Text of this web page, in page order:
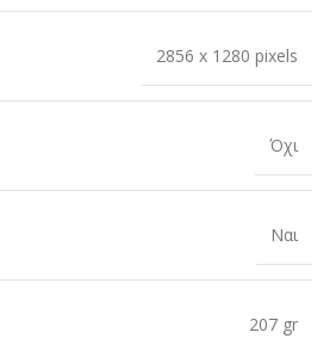
2856 x 1280 pixels
Όχι
Ναι
207 gr